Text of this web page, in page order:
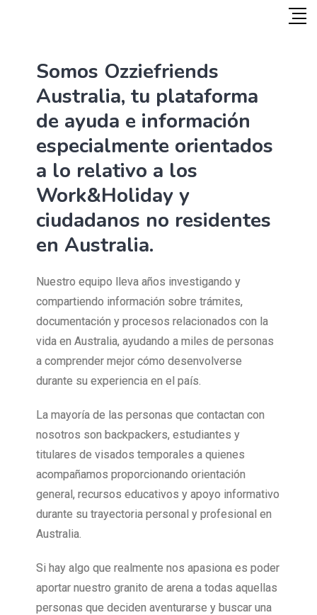
Somos Ozziefriends
Australia, tu plataforma
de ayuda e información
especialmente orientados
a lo relativo a los
Work&Holiday y
ciudadanos no residentes
en Australia.
Nuestro equipo lleva años investigando y
compartiendo información sobre trámites,
documentación y procesos relacionados con la
vida en Australia, ayudando a miles de personas
a comprender mejor cómo desenvolverse
durante su experiencia en el país.
La mayoría de las personas que contactan con
nosotros son backpackers, estudiantes y
titulares de visados temporales a quienes
acompañamos proporcionando orientación
general, recursos educativos y apoyo informativo
durante su trayectoria personal y profesional en
Australia.
Si hay algo que realmente nos apasiona es poder
aportar nuestro granito de arena a todas aquellas
personas que deciden aventurarse y buscar una